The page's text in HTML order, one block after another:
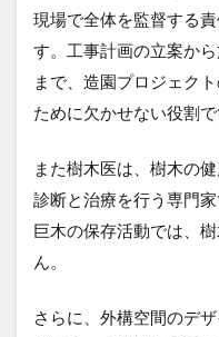
現場で全体を監督する
す。工事計画の立案か
まで、造園プロジェク
ために欠かせない役割で
また樹木医は、樹木の
診断と治療を行う専門
巨木の保存活動では、
ん。
さらに、外構空間のデ